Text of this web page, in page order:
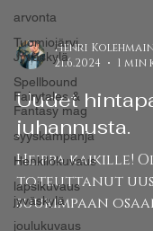
arvonta
Tuomiojärvi,
Jyväskylä
Spellbound
Fairytales &
Fantasy mag
syyskampanja
Henkilökuvaus
lapsikuvaus
jyväskylä
joulukuvaus
Henri
21.6.2024
1 min
Uudet
juhannusta.
Heippa kaikille!
toteuttanut
suurimpaan